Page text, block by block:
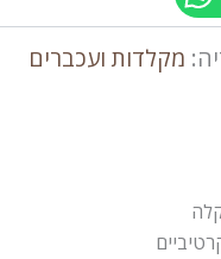
מקלדות ועכברים